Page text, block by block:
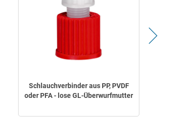
Schlauchverbinder aus PP, PVDF
oder PFA - lose GL-Überwurfmutter